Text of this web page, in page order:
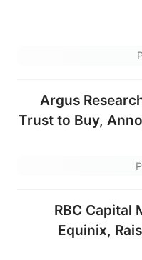
Argus
Trust to Buy,
RBC Capital
Equinix,